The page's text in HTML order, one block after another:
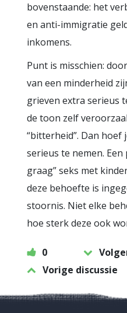
bovenstaande: het
en anti-immigratie
inkomens.
Punt is misschien:
van een minderheid
grieven extra serieus
de toon zelf
“bitterheid”. Dan hoef
serieus te nemen.
graag” seks met
deze behoefte is
stoornis. Niet elke
hoe sterk deze ook
0
Vorige discussie